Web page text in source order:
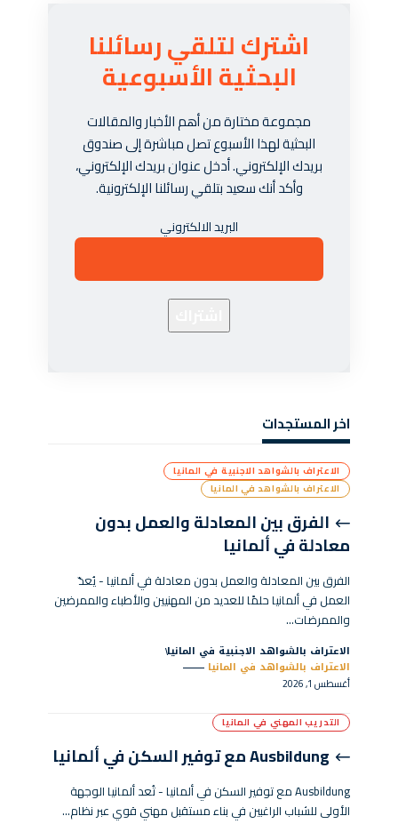
اشترك لتلقي رسائلنا
البحثية الأسبوعية
مجموعة مختارة من أهم الأخبار والمقالات
البحثية لهذا الأسبوع تصل مباشرة إلى صندوق
بريدك الإلكتروني. أدخل عنوان بريدك الإلكتروني،
وأكد أنك سعيد بتلقي رسائلنا الإلكترونية.
البريد الالكتروني
اخر المستجدات
الاعتراف بالشواهد الاجنبية في المانيا
الاعتراف بالشواهد في المانيا
الفرق بين المعادلة والعمل بدون
معادلة في ألمانيا
الفرق بين المعادلة والعمل بدون معادلة في ألمانيا - يُعدّ
العمل في ألمانيا حلمًا للعديد من المهنيين والأطباء والممرضين
والممرضات…
الاعتراف بالشواهد الاجنبية في المانيا
الاعتراف بالشواهد في المانيا
أغسطس 1, 2026
التدريب المهني في المانيا
Ausbildung مع توفير السكن في ألمانيا
Ausbildung مع توفير السكن في ألمانيا - تُعد ألمانيا الوجهة
الأولى للشباب الراغبين في بناء مستقبل مهني قوي عبر نظام…